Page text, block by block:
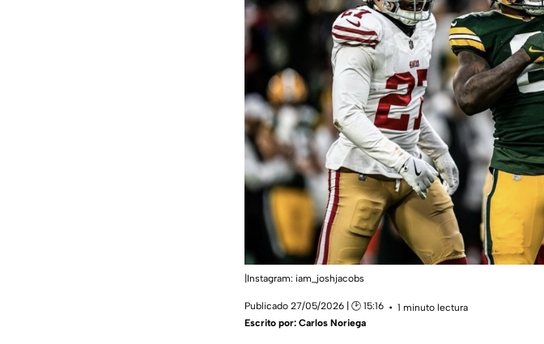
|Instagram: iam_joshjacobs
Publicado 27/05/2026 | 🕑 15:16
1 minuto lectura
Escrito por: Carlos Noriega